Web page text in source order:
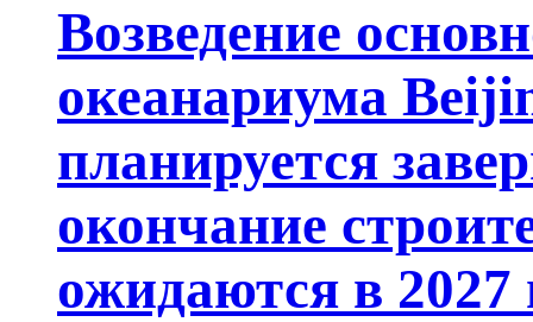
Возведение
океанариума
планируется
окончание
ожидаются в 2027